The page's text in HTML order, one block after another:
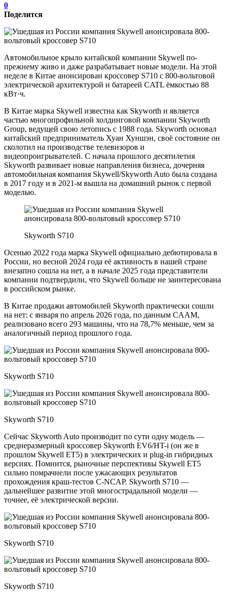
0
Поделится
Автомобильное крыло китайской компании Skywell по-
прежнему живо и даже разрабатывает новые модели. На этой
неделе в Китае анонсирован кроссовер S710 с 800-вольтовой
электрической архитектурой и батареей CATL ёмкостью 88
кВт·ч.
В Китае марка Skywell известна как Skyworth и является
частью многопрофильной холдинговой компании Skyworth
Group, ведущей свою летопись с 1988 года. Skyworth основал
китайский предприниматель Хуан Хуншэн, своё состояние он
сколотил на производстве телевизоров и
видеопроигрывателей. С начала прошлого десятилетия
Skyworth развивает новые направления бизнеса, дочерняя
автомобильная компания Skywell/Skyworth Auto была создана
в 2017 году и в 2021-м вышла на домашний рынок с первой
моделью.
Skyworth S710
Осенью 2022 года марка Skywell официально дебютировала в
России, но весной 2024 года её активность в нашей стране
внезапно сошла на нет, а в начале 2025 года представители
компании подтвердили, что Skywell больше не заинтересована
в российском рынке.
В Китае продажи автомобилей Skyworth практически сошли
на нет: с января по апрель 2026 года, по данным CAAM,
реализовано всего 293 машины, что на 78,7% меньше, чем за
аналогичный период прошлого года.
Skyworth S710
Skyworth S710
Сейчас Skyworth Auto производит по сути одну модель —
среднеразмерный кроссовер Skyworth EV6/HT-i (он же в
прошлом Skywell ET5) в электрических и plug-in гибридных
версиях. Помнится, рыночные перспективы Skywell ET5
сильно помрачнели после ужасающих результатов
прохождения краш-тестов C-NCAP. Skyworth S710 —
дальнейшее развитие этой многострадальной модели —
точнее, её электрической версии.
Skyworth S710
Skyworth S710